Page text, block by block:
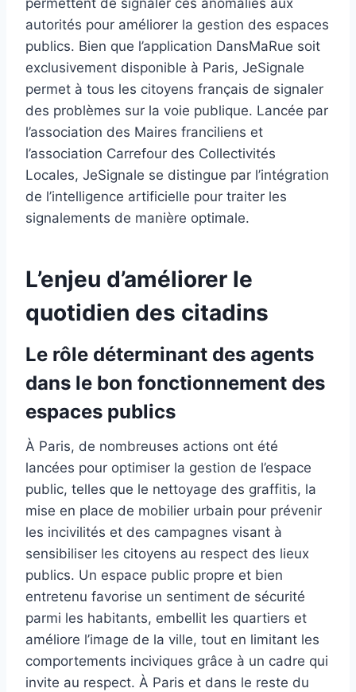
permettent de signaler ces anomalies aux
autorités pour améliorer la gestion des espaces
publics. Bien que l’application DansMaRue soit
exclusivement disponible à Paris, JeSignale
permet à tous les citoyens français de signaler
des problèmes sur la voie publique. Lancée par
l’association des Maires franciliens et
l’association Carrefour des Collectivités
Locales, JeSignale se distingue par l’intégration
de l’intelligence artificielle pour traiter les
signalements de manière optimale.
L’enjeu d’améliorer le
quotidien des citadins
Le rôle déterminant des agents
dans le bon fonctionnement des
espaces publics
À Paris, de nombreuses actions ont été
lancées pour optimiser la gestion de l’espace
public, telles que le nettoyage des graffitis, la
mise en place de mobilier urbain pour prévenir
les incivilités et des campagnes visant à
sensibiliser les citoyens au respect des lieux
publics. Un espace public propre et bien
entretenu favorise un sentiment de sécurité
parmi les habitants, embellit les quartiers et
améliore l’image de la ville, tout en limitant les
comportements inciviques grâce à un cadre qui
invite au respect. À Paris et dans le reste du